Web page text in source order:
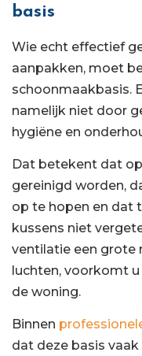
basis
Wie echt effectief
aanpakken, moet
schoonmaakbasis.
namelijk niet door
hygiëne en
Dat betekent dat
gereinigd worden,
op te hopen en dat
kussens niet
ventilatie een grote
luchten, voorkomt
de woning.
Binnen
dat deze basis